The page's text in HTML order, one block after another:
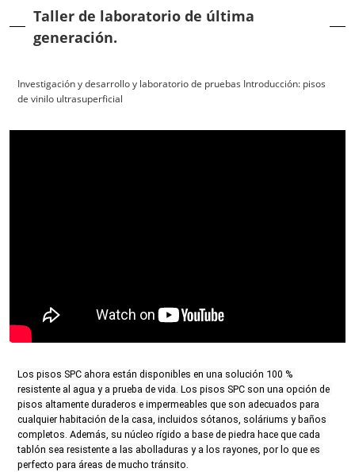
Taller de laboratorio de última
generación.
Investigación y desarrollo y laboratorio de pruebas Introducción: pisos
de vinilo ultrasuperficial
Los pisos SPC ahora están disponibles en una solución 100 %
resistente al agua y a prueba de vida. Los pisos SPC son una opción de
pisos altamente duraderos e impermeables que son adecuados para
cualquier habitación de la casa, incluidos sótanos, soláriums y baños
completos. Además, su núcleo rígido a base de piedra hace que cada
tablón sea resistente a las abolladuras y a los rayones, por lo que es
perfecto para áreas de mucho tránsito.